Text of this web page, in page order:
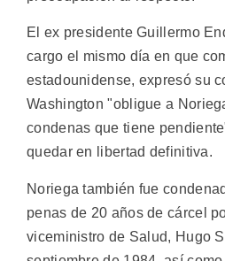
El ex presidente Guillermo
cargo el mismo día en que
estadounidense, expresó su
Washington "obligue a
condenas que tiene
quedar en libertad definitiva.
Noriega también fue
penas de 20 años de cárcel
viceministro de Salud, Hugo